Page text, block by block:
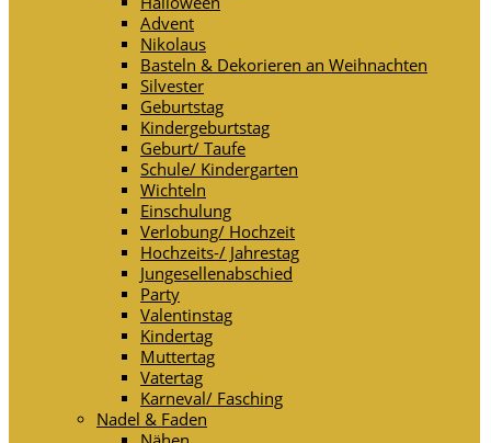
Advent
Nikolaus
Basteln & Dekorieren an Weihnachten
Silvester
Geburtstag
Kindergeburtstag
Geburt/ Taufe
Schule/ Kindergarten
Wichteln
Einschulung
Verlobung/ Hochzeit
Hochzeits-/ Jahrestag
Jungesellenabschied
Party
Valentinstag
Kindertag
Muttertag
Vatertag
Karneval/ Fasching
Nadel & Faden